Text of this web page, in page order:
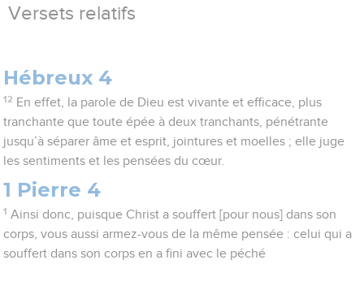
Versets relatifs
Hébreux 4
12 En effet, la parole de Dieu est vivante et efficace, plus
tranchante que toute épée à deux tranchants, pénétrante
jusqu’à séparer âme et esprit, jointures et moelles ; elle juge
les sentiments et les pensées du cœur.
1 Pierre 4
1 Ainsi donc, puisque Christ a souffert [pour nous] dans son
corps, vous aussi armez-vous de la même pensée : celui qui a
souffert dans son corps en a fini avec le péché